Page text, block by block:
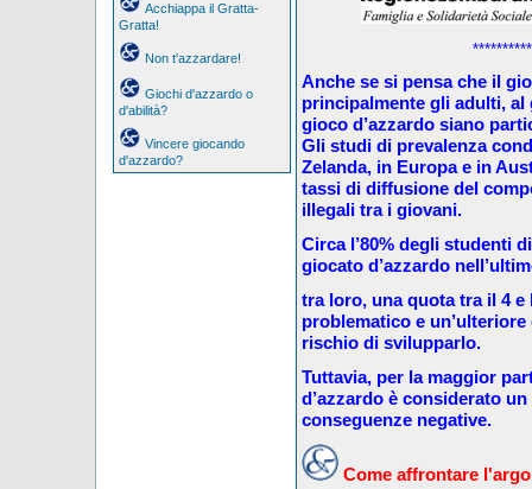
Acchiappa il Gratta-
Gratta!
Non t'azzardare!
Giochi d'azzardo o
d'abilità?
Vincere giocando
d'azzardo?
Anche se si pensa che il
principalmente gli adulti,
gioco d’azzardo siano
Gli studi di prevalenza
Zelanda, in Europa e in
tassi di diffusione del
illegali tra i giovani.
Circa l’80% degli studenti
giocato d’azzardo
tra loro, una quota tra il 4 e
problematico e
rischio di svilupparlo.
Tuttavia, per la maggior
d’azzardo è considerato
conseguenze negative.
Come affrontare